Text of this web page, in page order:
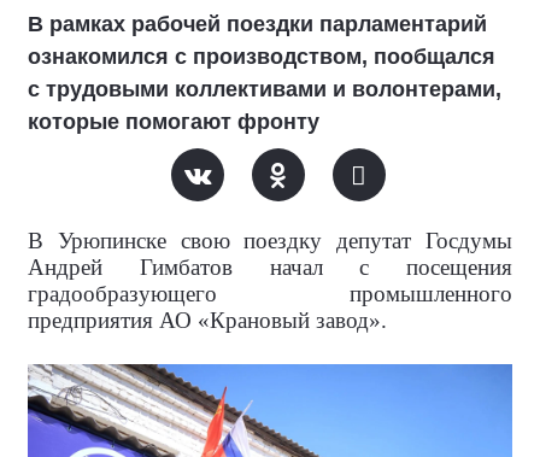
В рамках рабочей поездки парламентарий
ознакомился с производством, пообщался
с трудовыми коллективами и волонтерами,
которые помогают фронту
В Урюпинске свою поездку депутат Госдумы
Андрей Гимбатов начал с посещения
градообразующего промышленного
предприятия АО «Крановый завод».